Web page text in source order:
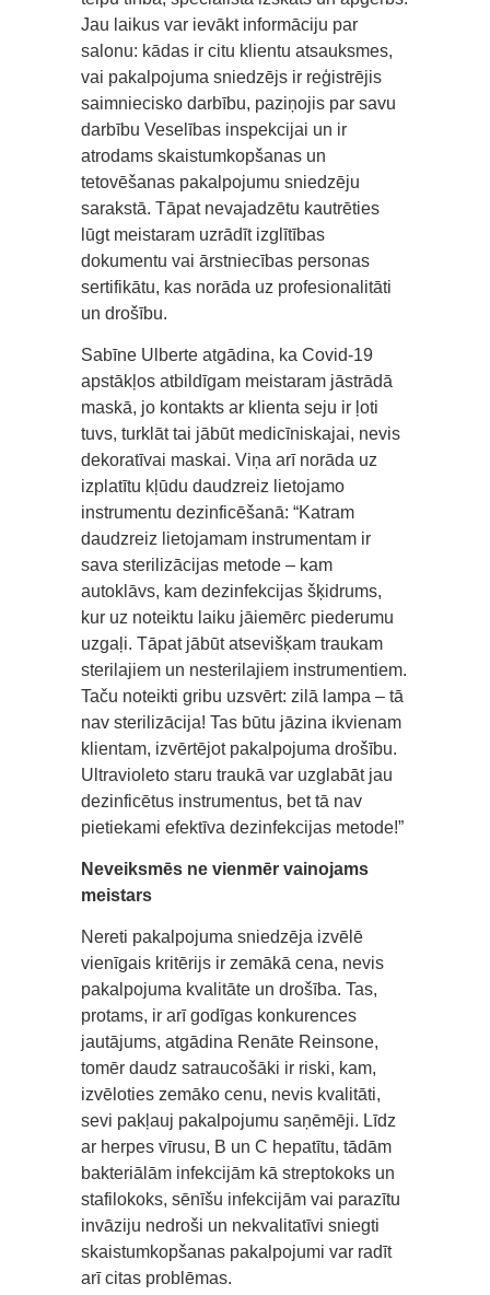
Jau laikus var ievākt informāciju par
salonu: kādas ir citu klientu atsauksmes,
vai pakalpojuma sniedzējs ir reģistrējis
saimniecisko darbību, paziņojis par savu
darbību Veselības inspekcijai un ir
atrodams skaistumkopšanas un
tetovēšanas pakalpojumu sniedzēju
sarakstā. Tāpat nevajadzētu kautrēties
lūgt meistaram uzrādīt izglītības
dokumentu vai ārstniecības personas
sertifikātu, kas norāda uz profesionalitāti
un drošību.
Sabīne Ulberte atgādina, ka Covid-19
apstākļos atbildīgam meistaram jāstrādā
maskā, jo kontakts ar klienta seju ir ļoti
tuvs, turklāt tai jābūt medicīniskajai, nevis
dekoratīvai maskai. Viņa arī norāda uz
izplatītu kļūdu daudzreiz lietojamo
instrumentu dezinficēšanā: “Katram
daudzreiz lietojamam instrumentam ir
sava sterilizācijas metode – kam
autoklāvs, kam dezinfekcijas šķidrums,
kur uz noteiktu laiku jāiemērc piederumu
uzgaļi. Tāpat jābūt atsevišķam traukam
sterilajiem un nesterilajiem instrumentiem.
Taču noteikti gribu uzsvērt: zilā lampa – tā
nav sterilizācija! Tas būtu jāzina ikvienam
klientam, izvērtējot pakalpojuma drošību.
Ultravioleto staru traukā var uzglabāt jau
dezinficētus instrumentus, bet tā nav
pietiekami efektīva dezinfekcijas metode!”
Neveiksmēs ne vienmēr vainojams
meistars
Nereti pakalpojuma sniedzēja izvēlē
vienīgais kritērijs ir zemākā cena, nevis
pakalpojuma kvalitāte un drošība. Tas,
protams, ir arī godīgas konkurences
jautājums, atgādina Renāte Reinsone,
tomēr daudz satraucošāki ir riski, kam,
izvēloties zemāko cenu, nevis kvalitāti,
sevi pakļauj pakalpojumu saņēmēji. Līdz
ar herpes vīrusu, B un C hepatītu, tādām
bakteriālām infekcijām kā streptokoks un
stafilokoks, sēnīšu infekcijām vai parazītu
invāziju nedroši un nekvalitatīvi sniegti
skaistumkopšanas pakalpojumi var radīt
arī citas problēmas.